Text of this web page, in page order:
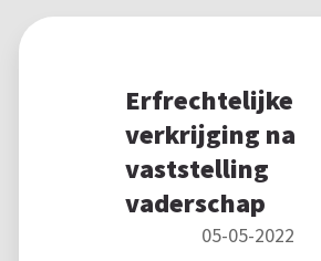
Erfrechtelijke
verkrijging na
vaststelling
vaderschap
05-05-2022